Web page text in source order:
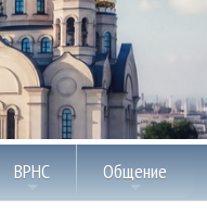
ВРНС Общение